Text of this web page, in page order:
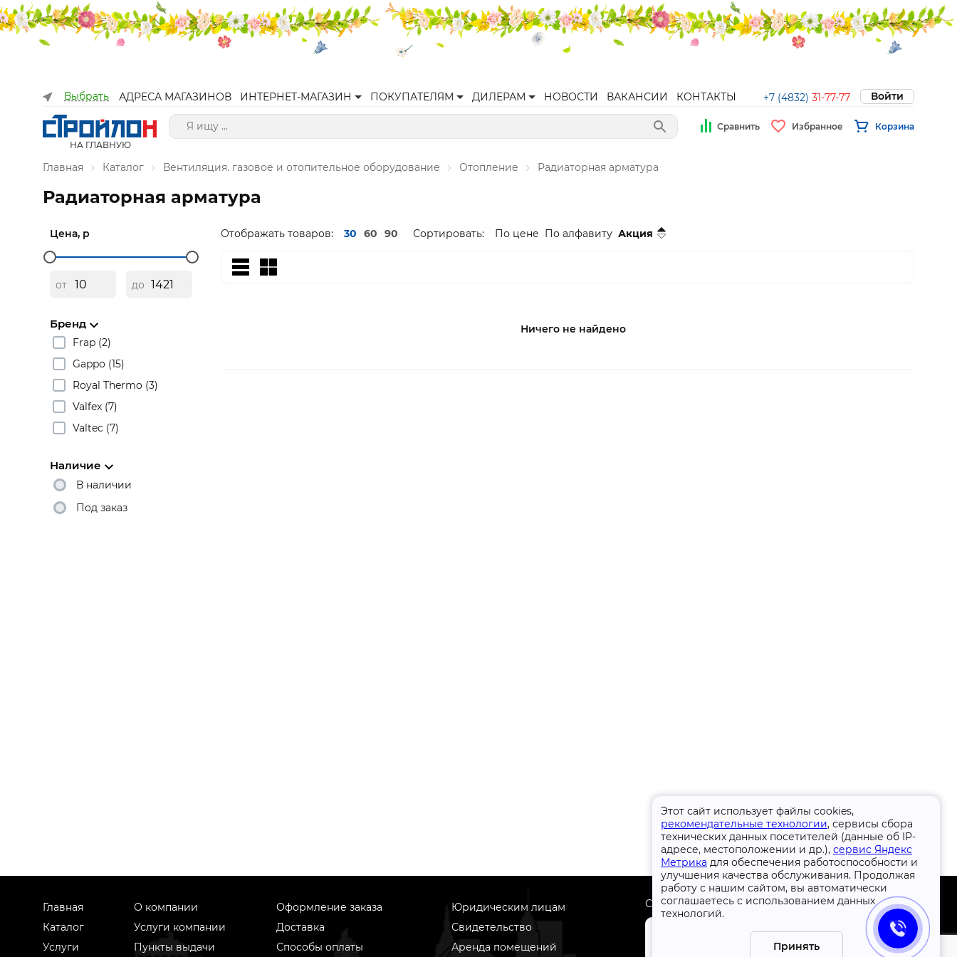
Выбрать АДРЕСА МАГАЗИНОВ ИНТЕРНЕТ-МАГАЗИН ПОКУПАТЕЛЯМ ДИЛЕРАМ НОВОСТИ ВАКАНСИИ КОНТАКТЫ +7 (4832) 31-77-77 Войти
НА ГЛАВНУЮ
Сравнить Избранное Корзина
Главная Каталог Вентиляция. газовое и отопительное оборудование Отопление Радиаторная арматура
Этот сайт использует файлы cookies,
рекомендательные технологии, сервисы сбора
технических данных посетителей (данные об IP-
адресе, местоположении и др.), сервис Яндекс
Метрика для обеспечения работоспособности и
улучшения качества обслуживания. Продолжая
работу с нашим сайтом, вы автоматически
соглашаетесь с использованием данных
технологий.
Принять
Радиаторная арматура
Цена, р
от до
Бренд
Frap (2)
Gappo (15)
Royal Thermo (3)
Valfex (7)
Valtec (7)
Наличие
В наличии
Под заказ
Отображать товаров: 30 60 90 Сортировать: По цене По алфавиту Акция
Ничего не найдено
Главная
Каталог
Услуги
О компании
Услуги компании
Пункты выдачи
Оформление заказа
Доставка
Способы оплаты
Юридическим лицам
Свидетельство
Аренда помещений
Скачать приложение